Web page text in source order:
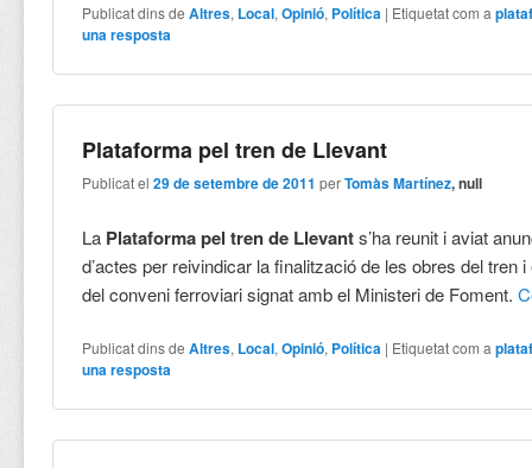
Publicat dins de Altres, Local,Opinió, Política | Etiquetat com a
una resposta
Plataforma pel tren de Llevant
Publicat el29 de setembre de 2011 perTomàs Martínez, null
La Plataforma pel tren de Llevants’ha reunit i aviat
d’actes per reivindicar la finalització de les obres del tren
del conveni ferroviari signat amb el Ministeri de Foment.
Publicat dins de Altres, Local,Opinió, Política | Etiquetat com a
una resposta